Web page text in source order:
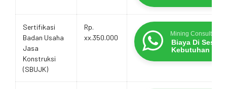
Sertifikasi
Badan Usaha
Jasa
Konstruksi
(SBUJK)
Rp.
xx.350.000
Mining Consultants
Biaya Di
Kebutuhan